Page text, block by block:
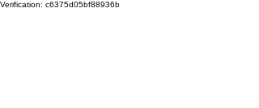
Verification: c6375d05bf88936b